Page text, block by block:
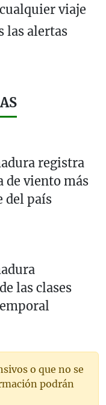
viaje
las alertas
registra
de viento más
del país
las clases
o que no se
podrán